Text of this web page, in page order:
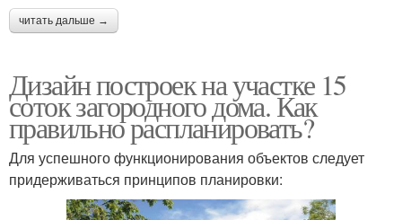
читать дальше →
Дизайн построек на участке 15
соток загородного дома. Как
правильно распланировать?
Для успешного функционирования объектов следует
придерживаться принципов планировки: